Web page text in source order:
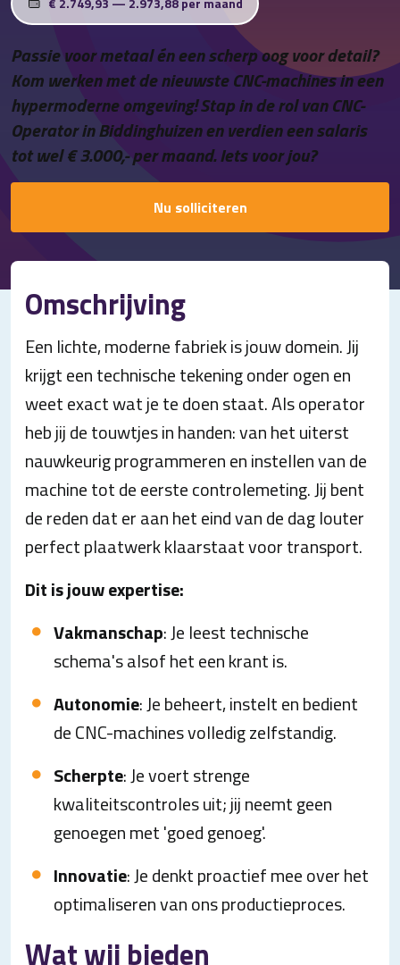
Contact
Passie voor metaal én een scherp oog voor detail?
Kom werken met de nieuwste CNC-machines in een
hypermoderne omgeving! Stap in de rol van CNC-
Operator in Biddinghuizen en verdien een salaris
tot wel € 3.000,- per maand. Iets voor jou?
Nu solliciteren
Omschrijving
Een lichte, moderne fabriek is jouw domein. Jij
krijgt een technische tekening onder ogen en
weet exact wat je te doen staat. Als operator
heb jij de touwtjes in handen: van het uiterst
nauwkeurig programmeren en instellen van de
machine tot de eerste controlemeting. Jij bent
de reden dat er aan het eind van de dag louter
perfect plaatwerk klaarstaat voor transport.
Dit is jouw expertise:
Vakmanschap: Je leest technische
schema's alsof het een krant is.
Autonomie: Je beheert, instelt en bedient
de CNC-machines volledig zelfstandig.
Scherpte: Je voert strenge
kwaliteitscontroles uit; jij neemt geen
genoegen met 'goed genoeg'.
Innovatie: Je denkt proactief mee over het
optimaliseren van ons productieproces.
Wat wij bieden